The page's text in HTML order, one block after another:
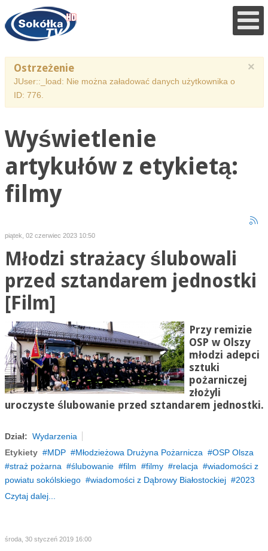
×
Ostrzeżenie
JUser::_load: Nie można załadować danych użytkownika o
ID: 776.
Wyświetlenie
artykułów z etykietą:
filmy
piątek, 02 czerwiec 2023 10:50
Młodzi strażacy ślubowali
przed sztandarem jednostki
[Film]
Przy remizie
OSP w Olszy
młodzi adepci
sztuki
pożarniczej
złożyli
uroczyste ślubowanie przed sztandarem jednostki.
Dział: Wydarzenia
Etykiety
MDP Młodzieżowa Drużyna Pożarnicza
OSP Olsza
straż pożarna
ślubowanie film filmy relacja
wiadomości z
powiatu sokólskiego
wiadomości z Dąbrowy Białostockiej
2023
Czytaj dalej...
środa, 30 styczeń 2019 16:00